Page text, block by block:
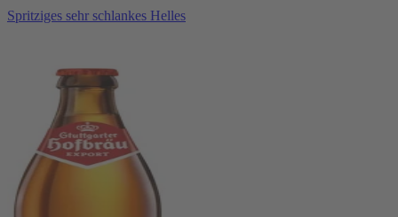
Spritziges sehr schlankes Helles